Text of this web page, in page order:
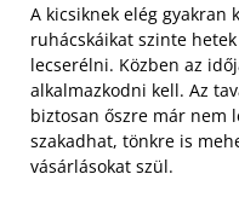
A kicsiknek elég gyakran
ruhácskáikat szinte
lecserélni. Közben az
alkalmazkodni kell. Az
biztosan őszre már nem
szakadhat, tönkre is
vásárlásokat szül.